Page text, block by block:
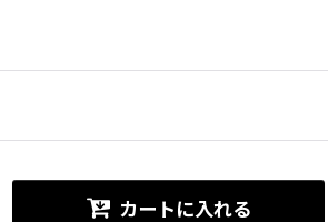
カートに入れる